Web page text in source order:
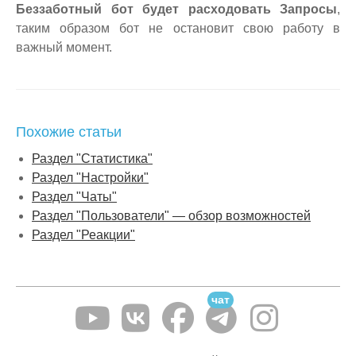
Беззаботный бот будет расходовать Запросы,
таким образом бот не остановит свою работу в
важный момент.
Похожие статьи
Раздел "Статистика"
Раздел "Настройки"
Раздел "Чаты"
Раздел "Пользователи" — обзор возможностей
Раздел "Реакции"
чат